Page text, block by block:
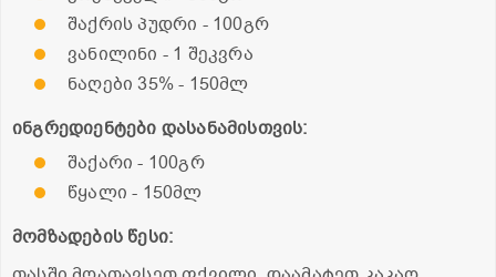
შაქრის პუდრი - 100გრ
ვანილინი - 1 შეკვრა
ნაღები 35% - 150მლ
ინგრედიენტები დასანამისთვის:
შაქარი - 100გრ
წყალი - 150მლ
მომზადების წესი: